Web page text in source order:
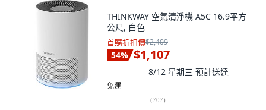
THINKWAY 空氣清淨機 A5C 16.9平方
公尺, 白色
首購折扣價$2,409
54% $1,107
8/12 星期三 預計送達
免運
(707)